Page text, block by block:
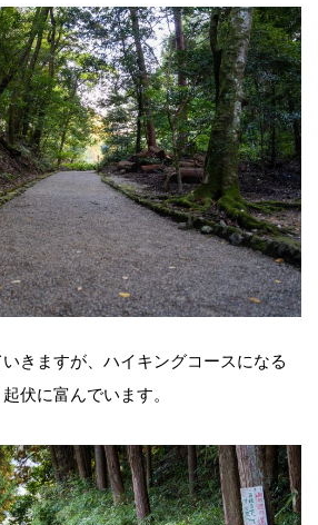
きますが、ハイキングコースになる
伏に富んでいます。